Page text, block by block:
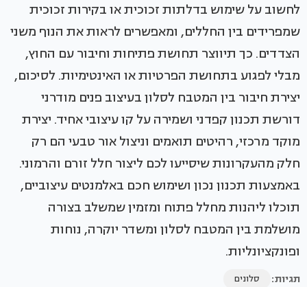
לחשוב על שימוש בדלתות זכוכית או בקירות זכוכית
שמפרידים בין החללים, ומאפשרים לראות את הנוף משני
הצדדים. כך תיווצר תחושת פתיחות וחיבור עם החוץ,
מבלי לפגוע בתחושת הפרטיות או האינטימיות. לסיכום,
יצירת חיבור בין המטבח לסלון בעיצוב פנים מודרני
דורשת תכנון קפדני ושמירה על קו עיצובי אחיד. יצירת
מוקד מרכזי, רהיטים תואמים וניצול אור טבעי הם רק
חלק מהעקרונות שיסייעו לכם ליצור חלל זורם והרמוני.
באמצעות תכנון נכון ושימוש חכם באלמנטים עיצוביים,
תוכלו ליהנות מחלל פתוח ומזמין שמשלב בצורה
מושלמת בין המטבח לסלון ומשדר יוקרה, נוחות
ופונקציונליות.
תגיות: סלונים